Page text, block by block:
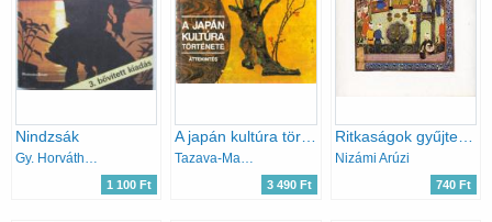
Nindzsák
Gy. Horváth László
1 100 Ft
Tazava-Macsubara-Okuda
3 490 Ft
Ritkaságok gyűjteménye
Nizámi Arúzi
740 Ft